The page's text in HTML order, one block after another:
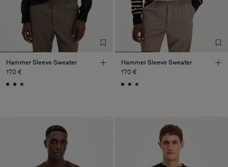
Hammer Sleeve Sweater
170 €
Hammer Sleeve Sweater
170 €